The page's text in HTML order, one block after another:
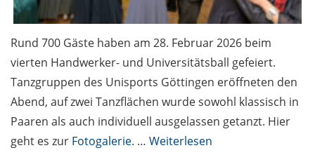
Rund 700 Gäste haben am 28. Februar 2026 beim
vierten Handwerker- und Universitätsball gefeiert.
Tanzgruppen des Unisports Göttingen eröffneten den
Abend, auf zwei Tanzflächen wurde sowohl klassisch in
Paaren als auch individuell ausgelassen getanzt. Hier
geht es zur Fotogalerie. … Weiterlesen